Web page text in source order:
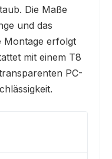
Die Maße
und das
Montage erfolgt
mit einem T8
PC-